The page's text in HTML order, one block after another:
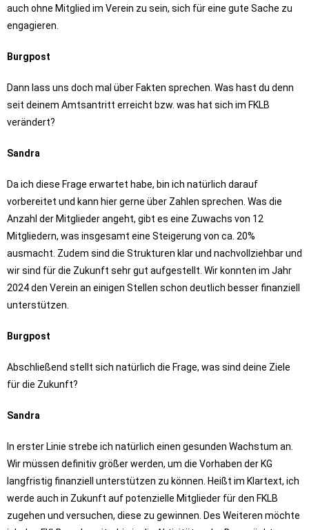
auch ohne Mitglied im Verein zu sein, sich für eine gute Sache zu
engagieren.
Burgpost
Dann lass uns doch mal über Fakten sprechen. Was hast du denn
seit deinem Amtsantritt erreicht bzw. was hat sich im FKLB
verändert?
Sandra
Da ich diese Frage erwartet habe, bin ich natürlich darauf
vorbereitet und kann hier gerne über Zahlen sprechen. Was die
Anzahl der Mitglieder angeht, gibt es eine Zuwachs von 12
Mitgliedern, was insgesamt eine Steigerung von ca. 20%
ausmacht. Zudem sind die Strukturen klar und nachvollziehbar und
wir sind für die Zukunft sehr gut aufgestellt. Wir konnten im Jahr
2024 den Verein an einigen Stellen schon deutlich besser finanziell
unterstützen.
Burgpost
Abschließend stellt sich natürlich die Frage, was sind deine Ziele
für die Zukunft?
Sandra
In erster Linie strebe ich natürlich einen gesunden Wachstum an.
Wir müssen definitiv größer werden, um die Vorhaben der KG
langfristig finanziell unterstützen zu können. Heißt im Klartext, ich
werde auch in Zukunft auf potenzielle Mitglieder für den FKLB
zugehen und versuchen, diese zu gewinnen. Des Weiteren möchte